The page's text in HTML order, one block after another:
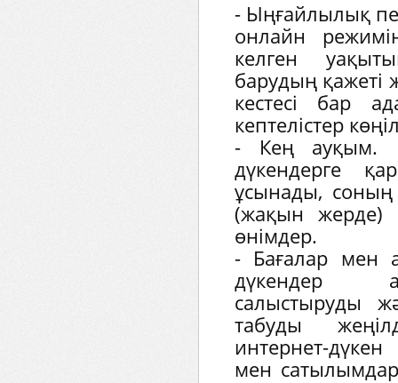
- Ыңғайлылық
онлайн
келген
барудың қажеті
кестесі бар
кептелістер
- Кең ауқым.
дүкендерге
ұсынады, соның
(жақын жерде)
өнімдер.
- Бағалар мен
дүкендер
салыстыруды
табуды
интернет-
мен